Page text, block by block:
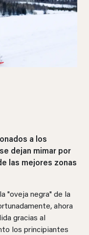
a los
dejan mimar por
las mejores zonas
"oveja negra" de la
ahora
gracias al
los principiantes